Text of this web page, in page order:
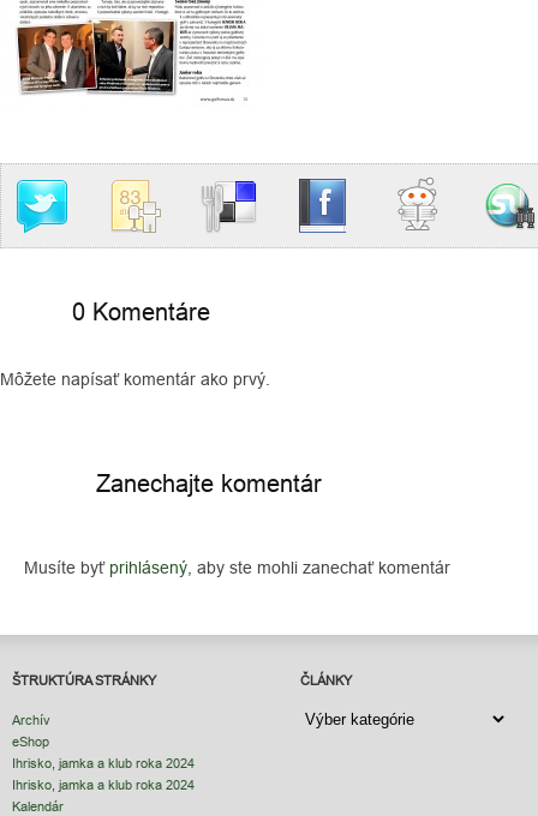
0 Komentáre
Môžete napísať komentár ako prvý.
Zanechajte komentár
Musíte byť prihlásený, aby ste mohli zanechať komentár
ŠTRUKTÚRA STRÁNKY
Archív
eShop
Ihrisko, jamka a klub roka 2024
Ihrisko, jamka a klub roka 2024
Kalendár
ČLÁNKY
ČLÁNKY